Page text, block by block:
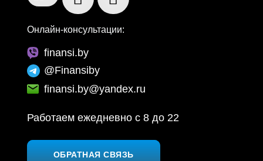
Онлайн-консультации:
finansi.by
@Finansiby
finansi.by@yandex.ru
Работаем ежедневно c 8 до 22
ОБРАТНАЯ СВЯЗЬ